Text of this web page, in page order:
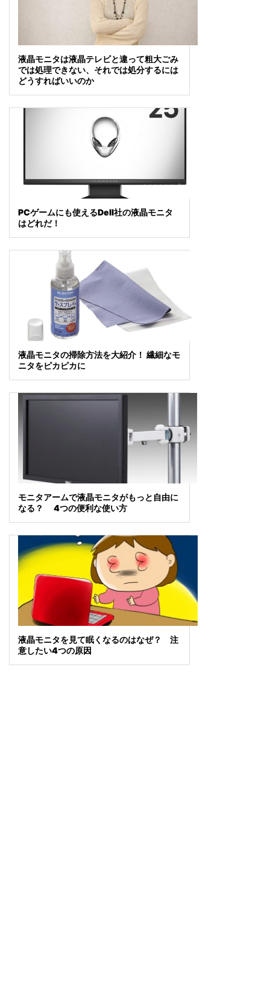
液晶モニタは液晶テレビと違って粗大ごみ
では処理できない、それでは処分するには
どうすればいいのか
PCゲームにも使えるDell社の液晶モニタ
はどれだ！
液晶モニタの掃除方法を大紹介！ 繊細なモ
ニタをピカピカに
モニタアームで液晶モニタがもっと自由に
なる？ 4つの便利な使い方
液晶モニタを見て眠くなるのはなぜ？ 注
意したい4つの原因